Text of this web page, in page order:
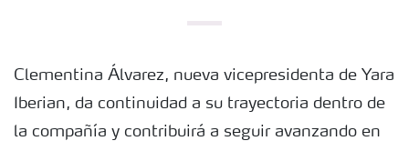
Clementina Álvarez, nueva vicepresidenta de Yara
Iberian, da continuidad a su trayectoria dentro de
la compañía y contribuirá a seguir avanzando en